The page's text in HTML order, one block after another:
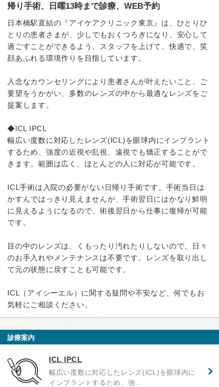
帰り手術、日曜13時まで診療、WEB予約
日本橋駅直結の『アイケアクリニック東京』は、ひとりひ
とりの患者さまが、少しでもおくつろぎになり、安心して
過ごすことができるよう、スタッフを上げて、快適で、笑
顔あふれる環境作りを目指しています。
入念なカウンセリングにより患者さんが叶えたいこと、ご
要望をうかがい、多数のレンズの中から最適なレンズをご
提案します。
◆ICL IPCL
幅広い度数に対応したレンズ(ICL)を眼球内にインプラント
するため、強度の近視や乱視、遠視でも矯正することがで
きます。範囲は広く、ほとんどの人に対応が可能です。
ICL手術は入院の必要がない日帰り手術です。手術当日は
かすんではっきり見えませんが、手術翌日にはかなり鮮明
に見えるようになるので、術後翌日から仕事に復帰が可能
です。
目の中のレンズは、くもったり汚れたりしないので、日々
のお手入れやメンテナンスは不要です。レンズを取り出し
て元の状態に戻すことも可能です。
ICL（アイシーエル）に関する疑問や不安など、何でもお
気軽にご相談ください。
診療案内
ICL IPCL
幅広い度数に対応したレンズ(ICL)を眼球内に
インプラントするため、強…